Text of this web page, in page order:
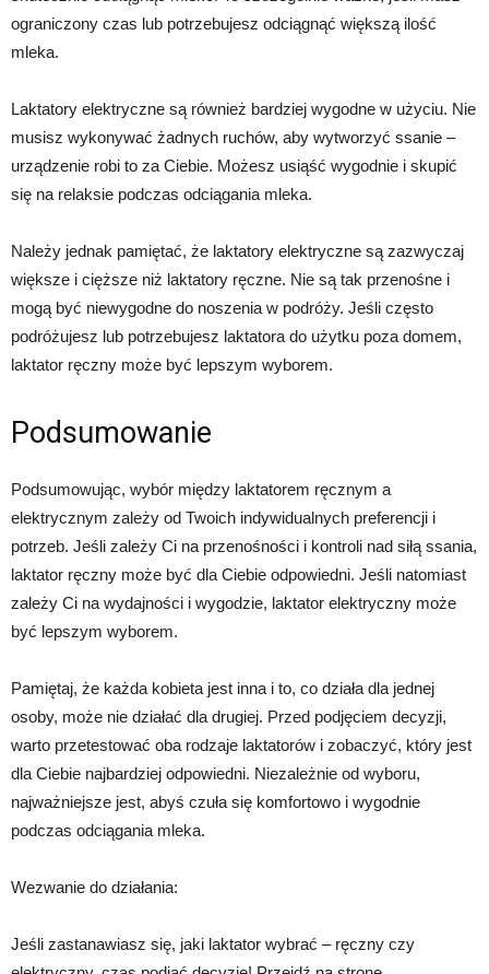
ograniczony czas lub potrzebujesz odciągnąć większą ilość
mleka.
Laktatory elektryczne są również bardziej wygodne w użyciu. Nie
musisz wykonywać żadnych ruchów, aby wytworzyć ssanie –
urządzenie robi to za Ciebie. Możesz usiąść wygodnie i skupić
się na relaksie podczas odciągania mleka.
Należy jednak pamiętać, że laktatory elektryczne są zazwyczaj
większe i cięższe niż laktatory ręczne. Nie są tak przenośne i
mogą być niewygodne do noszenia w podróży. Jeśli często
podróżujesz lub potrzebujesz laktatora do użytku poza domem,
laktator ręczny może być lepszym wyborem.
Podsumowanie
Podsumowując, wybór między laktatorem ręcznym a
elektrycznym zależy od Twoich indywidualnych preferencji i
potrzeb. Jeśli zależy Ci na przenośności i kontroli nad siłą ssania,
laktator ręczny może być dla Ciebie odpowiedni. Jeśli natomiast
zależy Ci na wydajności i wygodzie, laktator elektryczny może
być lepszym wyborem.
Pamiętaj, że każda kobieta jest inna i to, co działa dla jednej
osoby, może nie działać dla drugiej. Przed podjęciem decyzji,
warto przetestować oba rodzaje laktatorów i zobaczyć, który jest
dla Ciebie najbardziej odpowiedni. Niezależnie od wyboru,
najważniejsze jest, abyś czuła się komfortowo i wygodnie
podczas odciągania mleka.
Wezwanie do działania:
Jeśli zastanawiasz się, jaki laktator wybrać – ręczny czy